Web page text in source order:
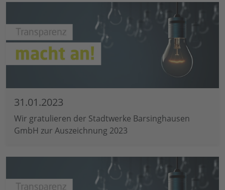
31.01.2023
Wir gratulieren der Stadtwerke Barsinghausen
GmbH zur Auszeichnung 2023